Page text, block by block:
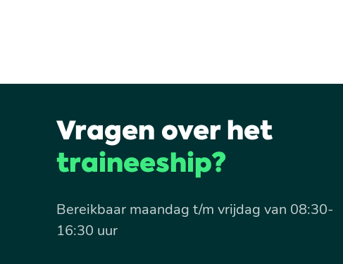
Vragen over het
traineeship?
Bereikbaar maandag t/m vrijdag van 08:30-
16:30 uur